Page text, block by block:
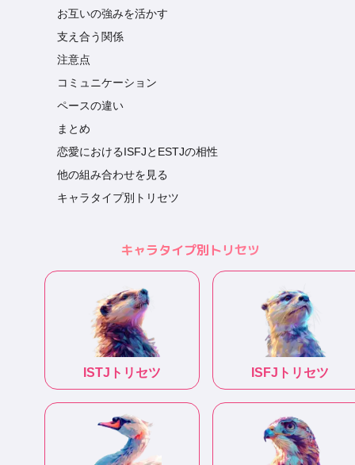
お互いの強みを活かす
支え合う関係
注意点
コミュニケーション
ペースの違い
まとめ
恋愛におけるISFJとESTJの相性
他の組み合わせを見る
キャラタイプ別トリセツ
キャラタイプ別トリセツ
ISTJ トリセツ ISFJ トリセツ